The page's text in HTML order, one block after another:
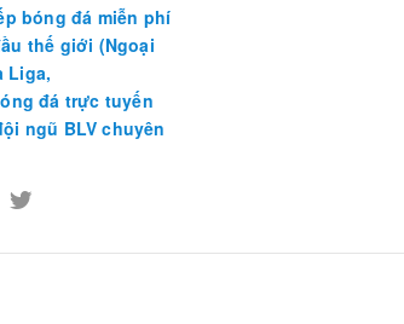
bóng đá miễn phí
thế giới (Ngoại
Liga,
đá trực tuyến
ngũ BLV chuyên